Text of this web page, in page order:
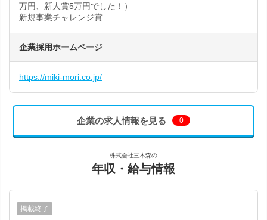
万円、新人賞5万円でした！）
新規事業チャレンジ賞
企業採用ホームページ
https://miki-mori.co.jp/
企業の求人情報を見る 0
株式会社三木森の
年収・給与情報
掲載終了